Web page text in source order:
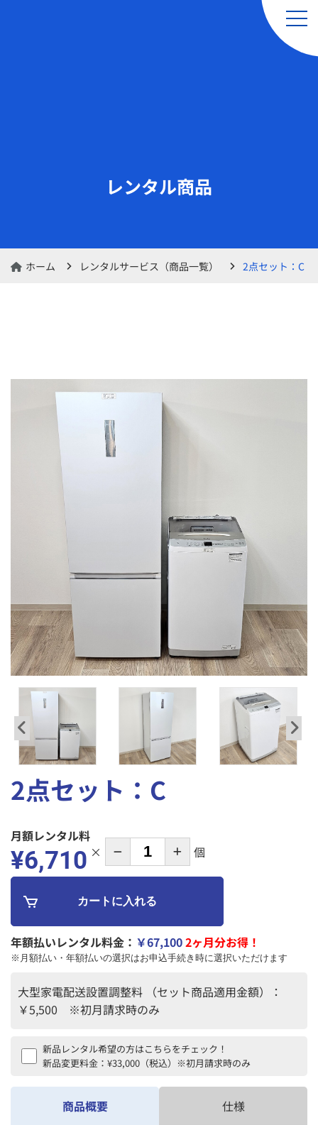
レンタル商品
ホーム レンタルサービス（商品一覧） 2点セット：C
2点セット：C
月額レンタル料
¥6,710 × 個
年額払いレンタル料金： ￥67,1002ヶ月分お得！
※月額払い・年額払いの選択はお申込手続き時に選択いただけます
大型家電配送設置調整料 （セット商品適用金額）：
￥5,500 ※初月請求時のみ
新品レンタル希望の方はこちらをチェック！
新品変更料金：¥33,000（税込）※初月請求時のみ
商品概要 仕様
お申し込みの流れ
選ばれる理由
会社概要
法人様へ お知らせ一覧
各種規約・規定について
プライバシーポリシー 解約規定
特定商取引法に
保証・賠償について